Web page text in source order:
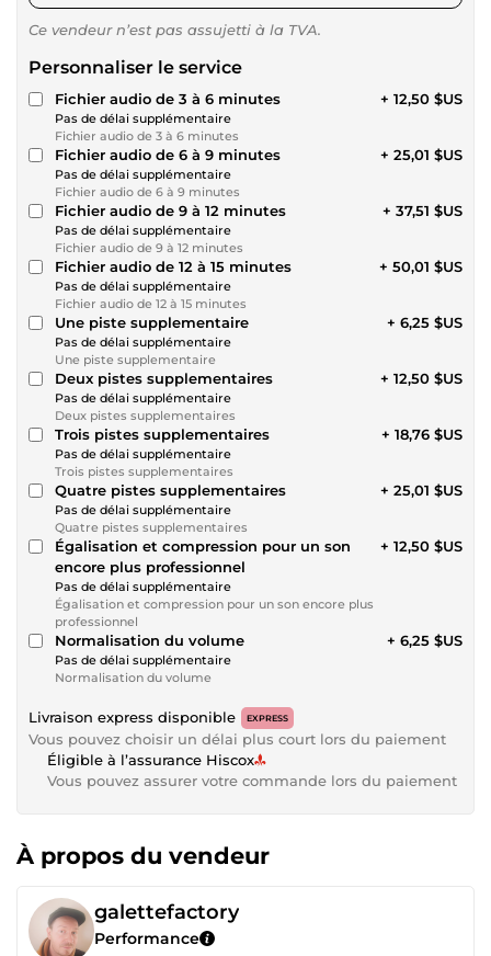
Ce vendeur n’est pas assujetti à la TVA.
Personnaliser le service
Fichier audio de 3 à 6 minutes
Pas de délai supplémentaire
Fichier audio de 3 à 6 minutes
+ 12,50 $US
Fichier audio de 6 à 9 minutes
Pas de délai supplémentaire
Fichier audio de 6 à 9 minutes
+ 25,01 $US
Fichier audio de 9 à 12 minutes
Pas de délai supplémentaire
Fichier audio de 9 à 12 minutes
+ 37,51 $US
Fichier audio de 12 à 15 minutes
Pas de délai supplémentaire
Fichier audio de 12 à 15 minutes
+ 50,01 $US
Une piste supplementaire
Pas de délai supplémentaire
Une piste supplementaire
+ 6,25 $US
Deux pistes supplementaires
Pas de délai supplémentaire
Deux pistes supplementaires
+ 12,50 $US
Trois pistes supplementaires
Pas de délai supplémentaire
Trois pistes supplementaires
+ 18,76 $US
Quatre pistes supplementaires
Pas de délai supplémentaire
Quatre pistes supplementaires
+ 25,01 $US
Égalisation et compression pour un son
encore plus professionnel
Pas de délai supplémentaire
Égalisation et compression pour un son encore plus
professionnel
+ 12,50 $US
Normalisation du volume
Pas de délai supplémentaire
Normalisation du volume
+ 6,25 $US
Livraison express disponible EXPRESS
Vous pouvez choisir un délai plus court lors du paiement
Éligible à l’assurance Hiscox
Vous pouvez assurer votre commande lors du paiement
À propos du vendeur
galettefactory
Performance